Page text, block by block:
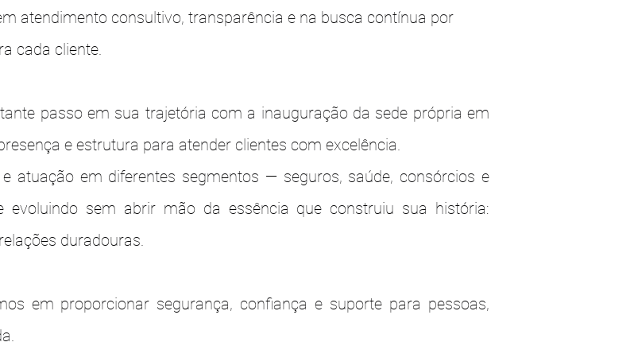
atendimento consultivo, transparência e na busca contínua por
cada cliente.
passo em sua trajetória com a inauguração da sede própria em
e estrutura para atender clientes com excelência.
atuação em diferentes segmentos — seguros, saúde, consórcios e
evoluindo sem abrir mão da essência que construiu sua história:
duradouras.
em proporcionar segurança, confiança e suporte para pessoas,